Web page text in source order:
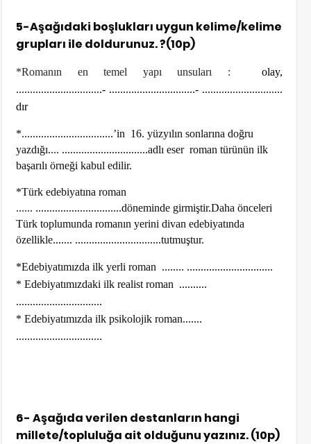
5-Aşağıdaki boşlukları uygun kelime/kelime
grupları ile doldurunuz. ?(10p)
*Romanın en temel yapı unsuları : olay,
...............................- ...............................- .............................
dır
*.................................’in 16. yüzyılın sonlarına doğru
yazdığı.... ...............................adlı eser roman türünün ilk
başarılı örneği kabul edilir.
*Türk edebiyatına roman
...... ...............................döneminde girmiştir.Daha önceleri
Türk toplumunda romanın yerini divan edebiyatında
özellikle....... ...............................tutmuştur.
*Edebiyatımızda ilk yerli roman ........ ...............................
* Edebiyatımızdaki ilk realist roman ..........
...............................
* Edebiyatımızda ilk psikolojik roman.......
...............................
6- Aşağıda verilen destanların hangi
millete/topluluğa ait olduğunu yazınız. (10p)